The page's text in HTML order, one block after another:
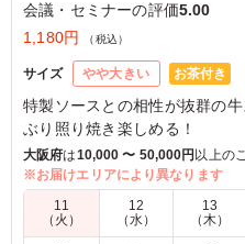
会議・セミナーの評価5.00
1,180円
（税込）
サイズ やや大きい お茶付き
特製ソースとの相性が抜群の
ぶり照り焼き楽しめる！
肉も魚もがっつり食べたい！
5.0
全般的にコスパが良く、味
大阪府は10,000 〜 50,000円 以上の
※お届けエリアにより異なります
11
（火）
12
（水）
13
（木）